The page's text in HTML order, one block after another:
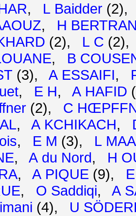
, L Baidder
, H
(2), L C
, B
(3), A ESSAIFI,
, E H, A HAFID
(2), C
, A KCHIKACH,
, E M (3), L
, A du Nord, H
, A PIQUE (9),
, O Saddiqi, A
(4), U